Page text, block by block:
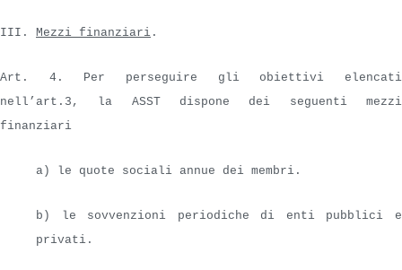
III. Mezzi finanziari .
Art. 4. Per perseguire gli obiettivi elencati
nell’art.3, la ASST dispone dei seguenti mezzi
finanziari
a) le quote sociali annue dei membri.
b) le sovvenzioni periodiche di enti pubblici e
privati.